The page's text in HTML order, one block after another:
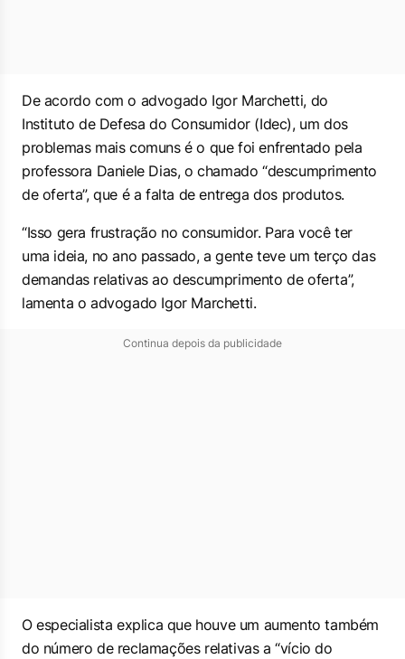
De acordo com o advogado Igor Marchetti, do
Instituto de Defesa do Consumidor (Idec), um dos
problemas mais comuns é o que foi enfrentado pela
professora Daniele Dias, o chamado “descumprimento
de oferta”, que é a falta de entrega dos produtos.
“Isso gera frustração no consumidor. Para você ter
uma ideia, no ano passado, a gente teve um terço das
demandas relativas ao descumprimento de oferta”,
lamenta o advogado Igor Marchetti.
Continua depois da publicidade
O especialista explica que houve um aumento também
do número de reclamações relativas a “vício do